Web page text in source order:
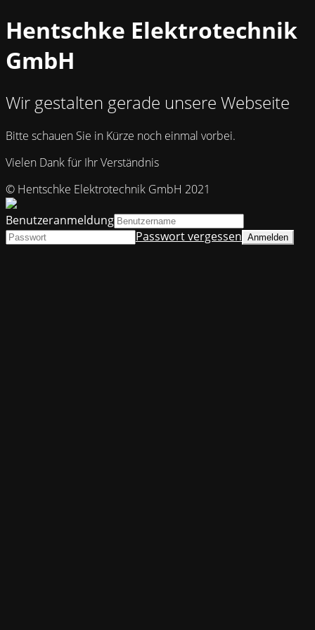
Hentschke Elektrotechnik
GmbH
Wir gestalten gerade unsere Webseite
Bitte schauen Sie in Kürze noch einmal vorbei.
Vielen Dank für Ihr Verständnis
© Hentschke Elektrotechnik GmbH 2021
Benutzeranmeldung
Passwort vergessen